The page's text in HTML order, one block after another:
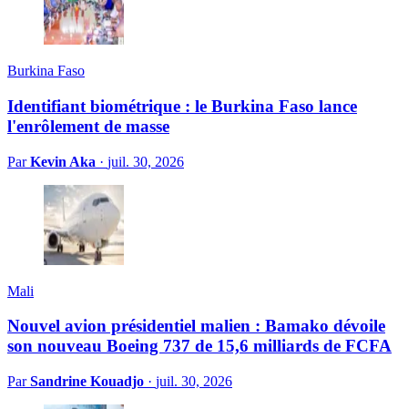
Burkina Faso
Identifiant biométrique : le Burkina Faso lance
l'enrôlement de masse
ParKevin Aka · juil. 30, 2026
Mali
Nouvel avion présidentiel malien : Bamako dévoile
son nouveau Boeing 737 de 15,6 milliards de FCFA
ParSandrine Kouadjo · juil. 30, 2026